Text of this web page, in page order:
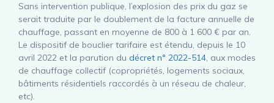
Sans intervention publique, l’explosion des prix du gaz se
serait traduite par le doublement de la facture annuelle de
chauffage, passant en moyenne de 800 à 1 600 € par an.
Le dispositif de bouclier tarifaire est étendu, depuis le 10
avril 2022 et la parution du décret n° 2022-514, aux modes
de chauffage collectif (copropriétés, logements sociaux,
bâtiments résidentiels raccordés à un réseau de chaleur,
etc).